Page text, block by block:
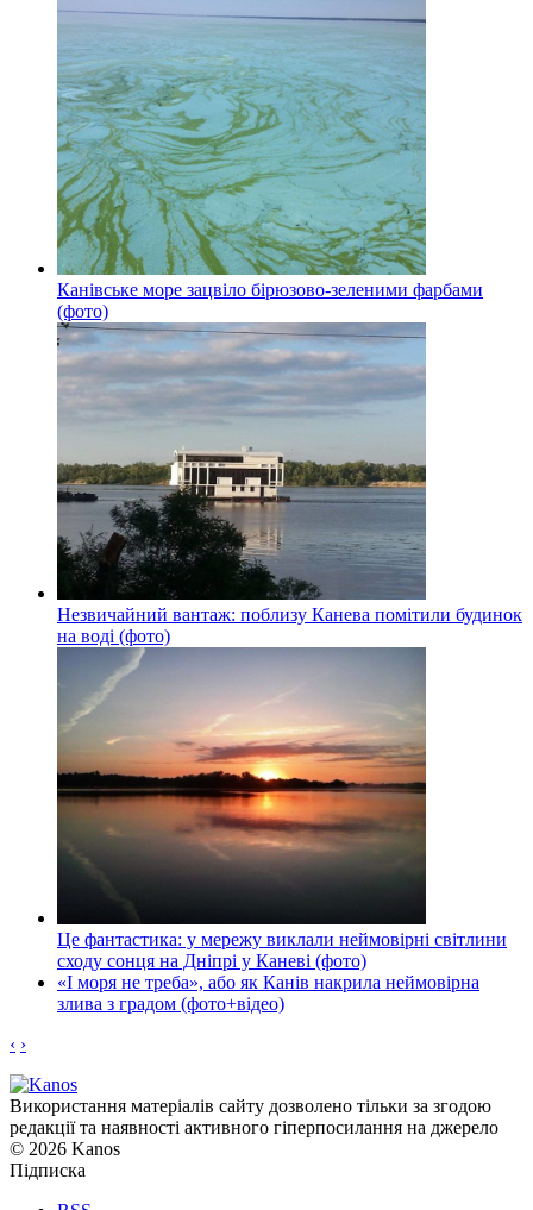
Канівське море зацвіло бірюзово-зеленими фарбами
(фото)
Незвичайний вантаж: поблизу Канева помітили будинок
на воді (фото)
Це фантастика: у мережу виклали неймовірні світлини
сходу сонця на Дніпрі у Каневі (фото)
«І моря не треба», або як Канів накрила неймовірна
злива з градом (фото+відео)
‹ ›
Використання матеріалів сайту дозволено тільки за згодою
редакції та наявності активного гіперпосилання на джерело
© 2026 Kanos
Підписка